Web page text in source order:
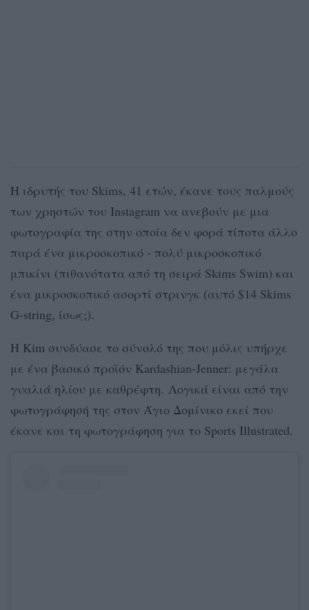
Η ιδρυτής του Skims, 41 ετών, έκανε τους παλμούς
των χρηστών του Instagram να ανεβούν με μια
φωτογραφία της στην οποία δεν φορά τίποτα άλλο
παρά ένα μικροσκοπικό - πολύ μικροσκοπικό
μπικίνι (πιθανότατα από τη σειρά Skims Swim) και
ένα μικροσκοπικό ασορτί στρινγκ (αυτό $14 Skims
G-string, ίσως;).
Η Kim συνδύασε το σύνολό της που μόλις υπήρχε
με ένα βασικό προϊόν Kardashian-Jenner: μεγάλα
γυαλιά ηλίου με καθρέφτη. Λογικά είναι από την
φωτογράφησή της στον Άγιο Δομίνικο εκεί που
έκανε και τη φωτογράφηση για το Sports Illustrated.